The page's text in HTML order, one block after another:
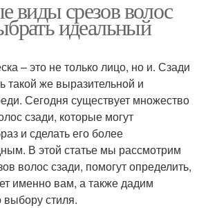
виды срезов волос
идеальный
– это не только лицо, но и. Сзади
такой же выразительной и
Сегодня существует множество
сзади, которые могут
и сделать его более
В этой статье мы рассмотрим
волос сзади, помогут определить,
именно вам, а также дадим
стиля.